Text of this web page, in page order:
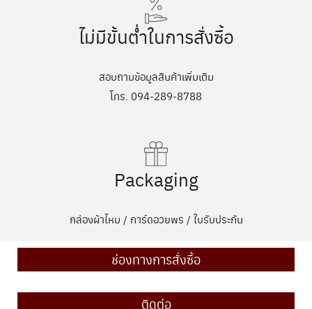
ไม่มีขั้นต่ำในการสั่งซื้อ
สอบถามข้อมูลสินค้าเพิ่มเติม
โทร. 094-289-8788
Packaging
กล่องผ้าไหม / การ์ดอวยพร / ใบรับประกัน
ช่องทางการสั่งซื้อ
ติดต่อ